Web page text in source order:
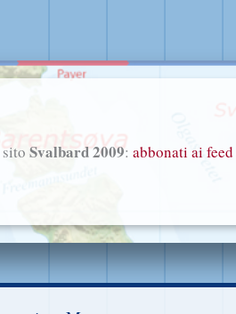
Svalbard 2009: abbonati ai feed